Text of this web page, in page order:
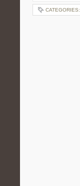
CATEGORIES: